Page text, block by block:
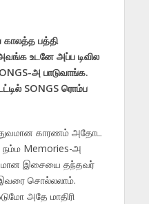
காலத்த பத்தி
உடனே அப்ப டிவில
அ பாடுவாங்க.
SONGS ரொம்ப
காரணம் அதோட
Memories-அ
இசையை தந்தவர்
சொல்லலாம்.
அதே மாதிரி